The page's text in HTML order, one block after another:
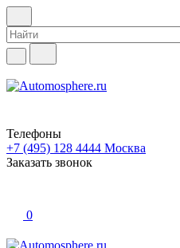
Телефоны
+7 (495) 128 4444 Москва
Заказать звонок
0